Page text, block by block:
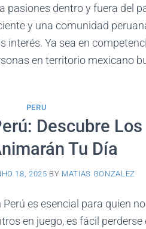
pasiones dentro y fuera del
y una comunidad
interés. Ya sea en
en territorio mexicano
PERU
Descubre
Tu Día
18, 2025 BY MATIAS GONZALEZ
es esencial para quien
en juego, es fácil perderse